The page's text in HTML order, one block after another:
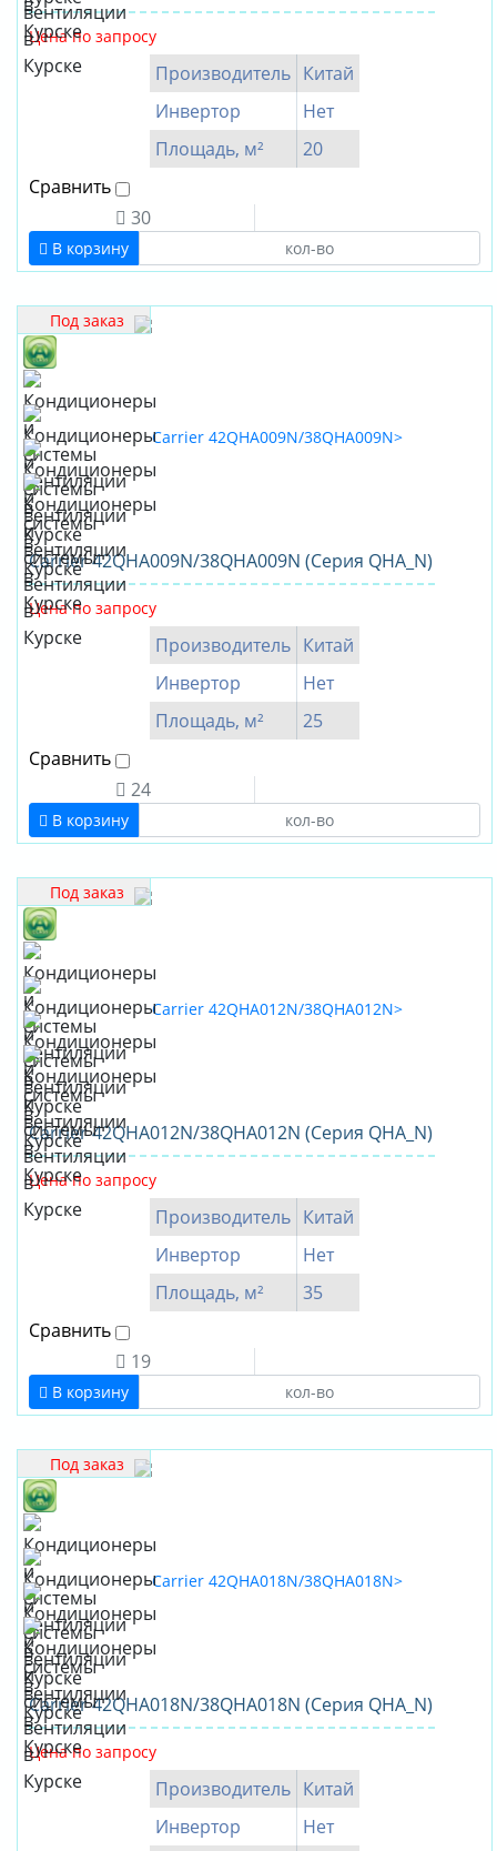
Малайзия
Цена по запросу
Производитель Китай
Инвертор
Нет
Площадь, м²
20
Сравнить
30
В корзину
Под заказ
Carrier 42QHA009N/38QHA009N (Серия QHA_N)
Цена по запросу
Производитель Китай
Инвертор
Нет
Площадь, м²
25
Сравнить
24
В корзину
Под заказ
Carrier 42QHA012N/38QHA012N (Серия QHA_N)
Цена по запросу
Производитель Китай
Инвертор
Нет
Площадь, м²
35
Сравнить
19
В корзину
Под заказ
Carrier 42QHA018N/38QHA018N (Серия QHA_N)
Цена по запросу
Производитель Китай
Инвертор
Нет